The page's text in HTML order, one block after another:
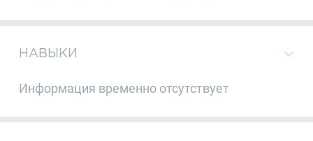
НАВЫКИ
Информация временно отсутствует